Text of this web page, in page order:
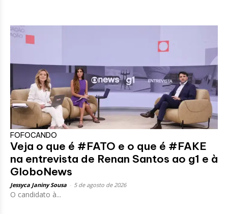
FOFOCANDO
Veja o que é #FATO e o que é #FAKE
na entrevista de Renan Santos ao g1 e à
GloboNews
Jessyca Janiny Sousa 5 de agosto de 2026
O candidato à...